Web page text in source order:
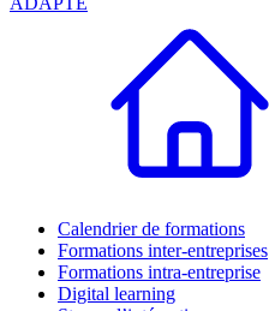
Calendrier de formations
Formations inter-entreprises
Formations intra-entreprise
Digital learning